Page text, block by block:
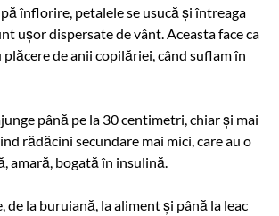
înflorire, petalele se usucă și întreaga
ușor dispersate de vânt. Aceasta face ca
de anii copilăriei, când suflam în
până pe la 30 centimetri, chiar și mai
rădăcini secundare mai mici, care au o
amară, bogată în insulină.
la buruiană, la aliment și până la leac